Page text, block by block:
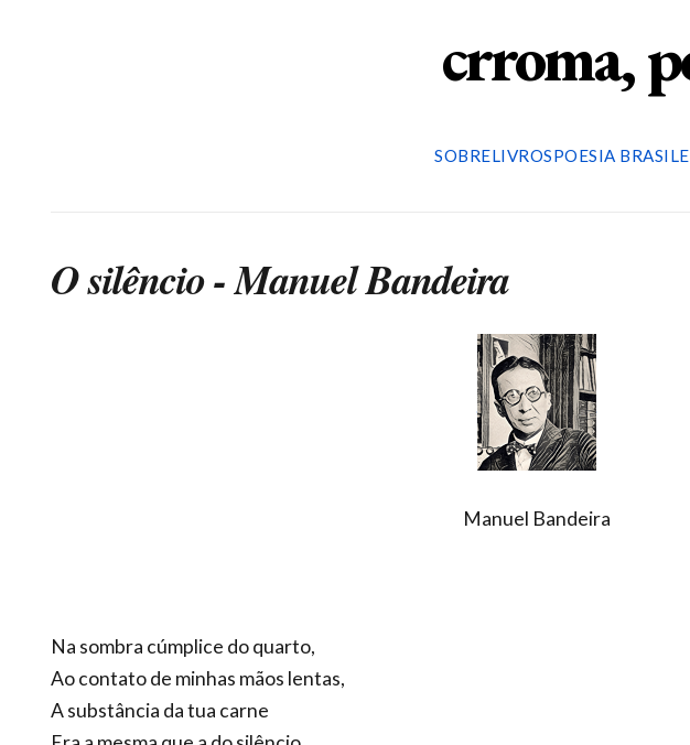
crroma,
SOBRELIVROSPOESIA
O silêncio - Manuel Bandeira
Manuel Bandeira
Na sombra cúmplice do quarto,
Ao contato de minhas mãos lentas,
A substância da tua carne